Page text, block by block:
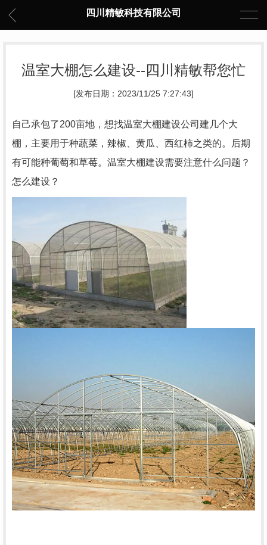
四川精敏科技有限公司
温室大棚怎么建设--四川精敏帮您忙
[发布日期：2023/11/25 7:27:43]
自己承包了200亩地，想找温室大棚建设公司建几个大
棚，主要用于种蔬菜，辣椒、黄瓜、西红柿之类的。后期
有可能种葡萄和草莓。温室大棚建设需要注意什么问题？
怎么建设？